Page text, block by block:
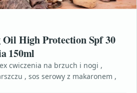
Oil High Protection Spf 30
150ml
cwiczenia na brzuch i nogi ,
, sos serowy z makaronem ,